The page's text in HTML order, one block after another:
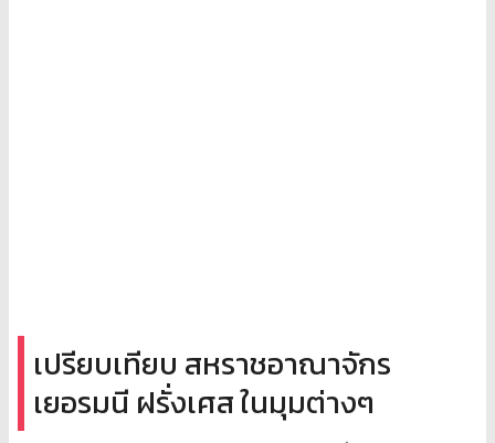
เปรียบเทียบ สหราชอาณาจักร
เยอรมนี ฝรั่งเศส ในมุมต่างๆ